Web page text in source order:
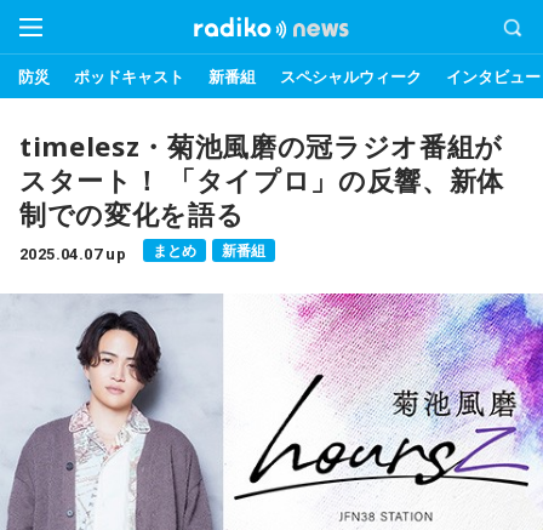
防災 ポッドキャスト 新番組 スペシャルウィーク インタビュー
timelesz・菊池風磨の冠ラジオ番組が
スタート！ 「タイプロ」の反響、新体
制での変化を語る
2025.04.07 up まとめ 新番組